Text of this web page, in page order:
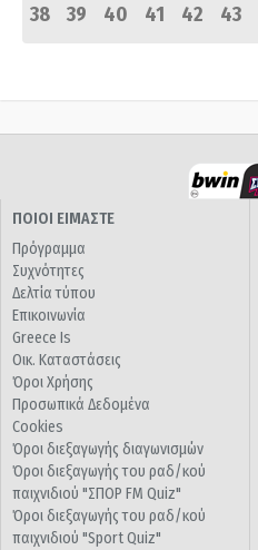
38
39 40 41 42 43
ΠΟΙΟΙ ΕΙΜΑΣΤΕ
Πρόγραμμα
Συχνότητες
Δελτία τύπου
Επικοινωνία
Greece Is
Οικ. Καταστάσεις
Όροι Χρήσης
Προσωπικά Δεδομένα
Cookies
Όροι διεξαγωγής διαγωνισμών
Όροι διεξαγωγής του ραδ/κού
παιχνιδιού "ΣΠΟΡ FM Quiz"
Όροι διεξαγωγής του ραδ/κού
παιχνιδιού "Sport Quiz"